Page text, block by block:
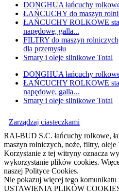
DONGHUA łańcuchy
ŁAŃCUCHY do maszyn
ŁAŃCUCHY ROLKOWE
napędowe, galla...
FILTRY do maszyn
dla przemysłu
Smary i oleje silnikowe Total
DONGHUA łańcuchy
ŁAŃCUCHY ROLKOWE
napędowe, galla...
Smary i oleje silnikowe Total
Zarządzaj ciasteczkami
RAI-BUD S.C. łańcuchy rolkowe,
maszyn rolniczych, noże, filtry, oleje
Korzystanie z tej witryny oznacza
wykorzystanie plików cookies.
naszej Polityce Cookies.
Nie pokazuj więcej tego komunikatu
USTAWIENIA PLIKÓW